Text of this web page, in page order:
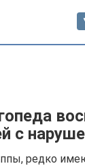
с
редко